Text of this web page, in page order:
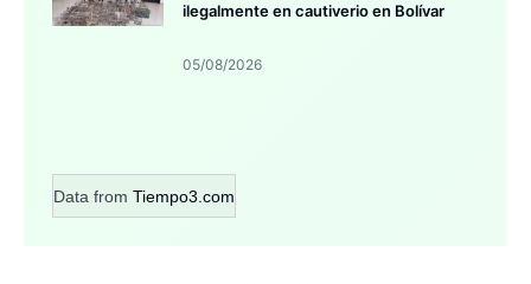
ilegalmente en cautiverio en Bolívar
05/08/2026
Data from Tiempo3.com